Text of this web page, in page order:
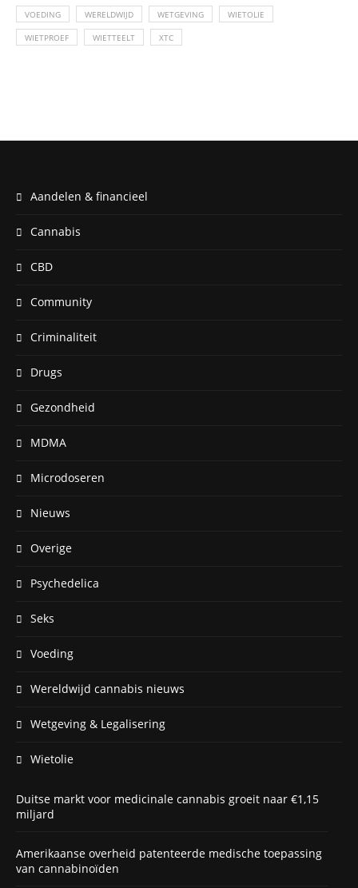
VOEDING WERELDWIJD WETGEVING WIETOLIE
WIETPROEF WIETTEELT XTC
Aandelen & financieel
Cannabis
CBD
Community
Criminaliteit
Drugs
Gezondheid
MDMA
Microdoseren
Nieuws
Overige
Psychedelica
Seks
Voeding
Wereldwijd cannabis nieuws
Wetgeving & Legalisering
Wietolie
Duitse markt voor medicinale cannabis groeit naar €1,15
miljard
Amerikaanse overheid patenteerde medische toepassing
van cannabinoïden